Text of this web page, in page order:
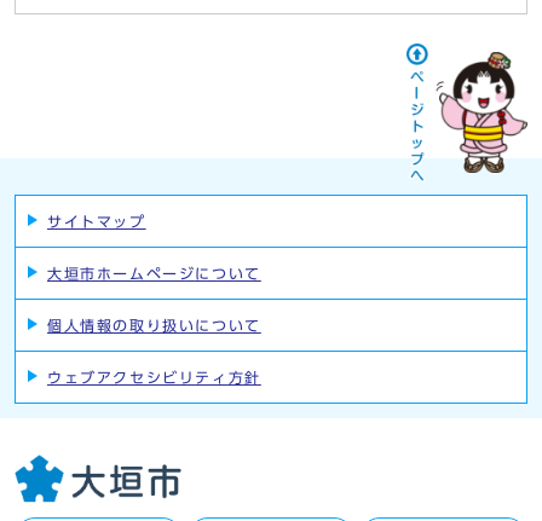
サイトマップ
大垣市ホームページについて
個人情報の取り扱いについて
ウェブアクセシビリティ方針